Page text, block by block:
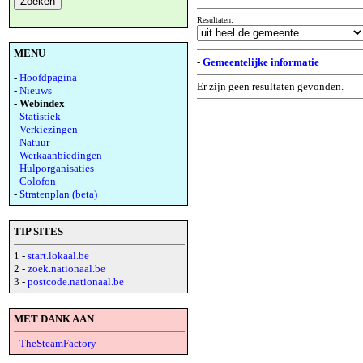
MENU
- Hoofdpagina
- Nieuws
- Webindex
- Statistiek
- Verkiezingen
- Natuur
- Werkaanbiedingen
- Hulporganisaties
- Colofon
- Stratenplan (beta)
TIP SITES
1 - start.lokaal.be
2 - zoek.nationaal.be
3 - postcode.nationaal.be
MET DANK AAN
- TheSteamFactory
Resultaten:
- Gemeentelijke informatie
Er zijn geen resultaten gevonden.